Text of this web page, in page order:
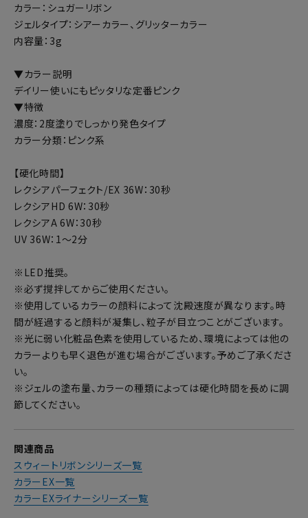
カラー：シュガーリボン
ジェルタイプ：シアーカラー、グリッターカラー
内容量：3g
▼カラー説明
デイリー使いにもピッタリな定番ピンク
▼特徴
濃度：2度塗りでしっかり発色タイプ
カラー分類：ピンク系
【硬化時間】
レクシアパーフェクト/EX 36W：30秒
レクシアHD 6W：30秒
レクシアA 6W：30秒
UV 36W：1～2分
※LED推奨。
※必ず撹拌してからご使用ください。
※使用しているカラーの顔料によって沈殿速度が異なります。時
間が経過すると顔料が凝集し、粒子が目立つことがございます。
※光に弱い化粧品色素を使用しているため、環境によっては他の
カラーよりも早く退色が進む場合がございます。予めご了承くださ
い。
※ジェルの塗布量、カラーの種類によっては硬化時間を長めに調
節してください。
関連商品
スウィートリボンシリーズ一覧
カラーEX一覧
カラーEXライナーシリーズ一覧